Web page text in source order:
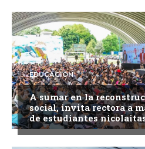
EDUCACIÓN
A sumar en la
social, invita rectora a
de estudiantes